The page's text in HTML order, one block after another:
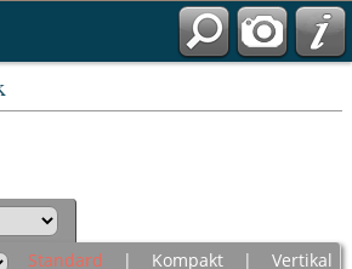
Standard | Kompakt| Vertikal